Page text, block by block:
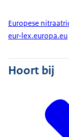
Europese
eur-lex.europa.eu
Hoort bij